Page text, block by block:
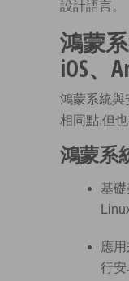
設計語言。
鴻蒙
iOS、
鴻蒙系統與
相同點,但
鴻蒙系
基
應
行安